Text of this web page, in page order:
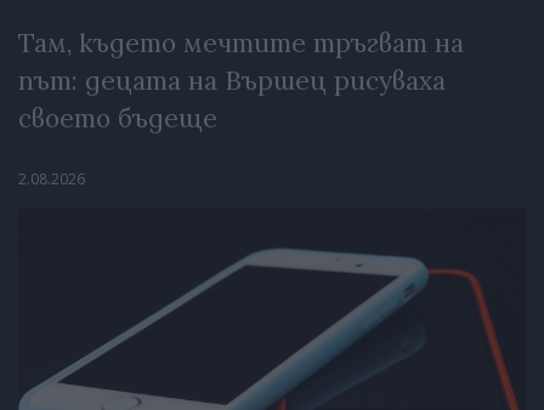
Там, където мечтите тръгват на
път: децата на Вършец рисуваха
своето бъдеще
2.08.2026